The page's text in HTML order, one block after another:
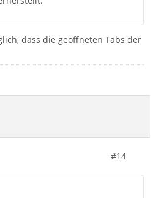
dass die geöffneten Tabs der
#14